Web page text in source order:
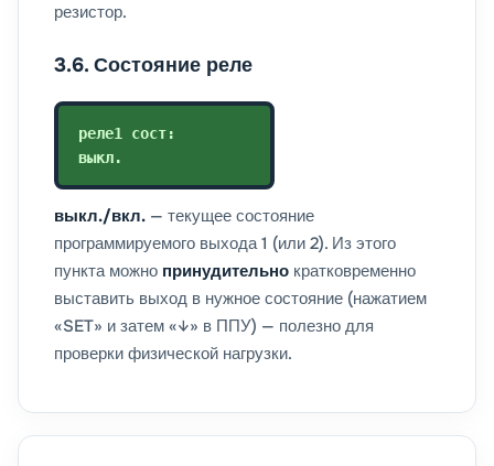
резистор.
3.6. Состояние реле
реле1 сост:
выкл.
выкл./вкл. — текущее состояние
программируемого выхода 1 (или 2). Из этого
пункта можно принудительно кратковременно
выставить выход в нужное состояние (нажатием
«SET» и затем «↓» в ППУ) — полезно для
проверки физической нагрузки.